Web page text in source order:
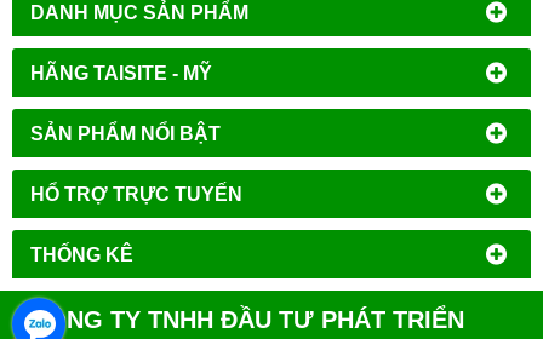
DANH MỤC SẢN PHẨM
HÃNG TAISITE - MỸ
SẢN PHẨM NỔI BẬT
HỔ TRỢ TRỰC TUYẾN
THỐNG KÊ
CÔNG TY TNHH ĐẦU TƯ PHÁT TRIỂN